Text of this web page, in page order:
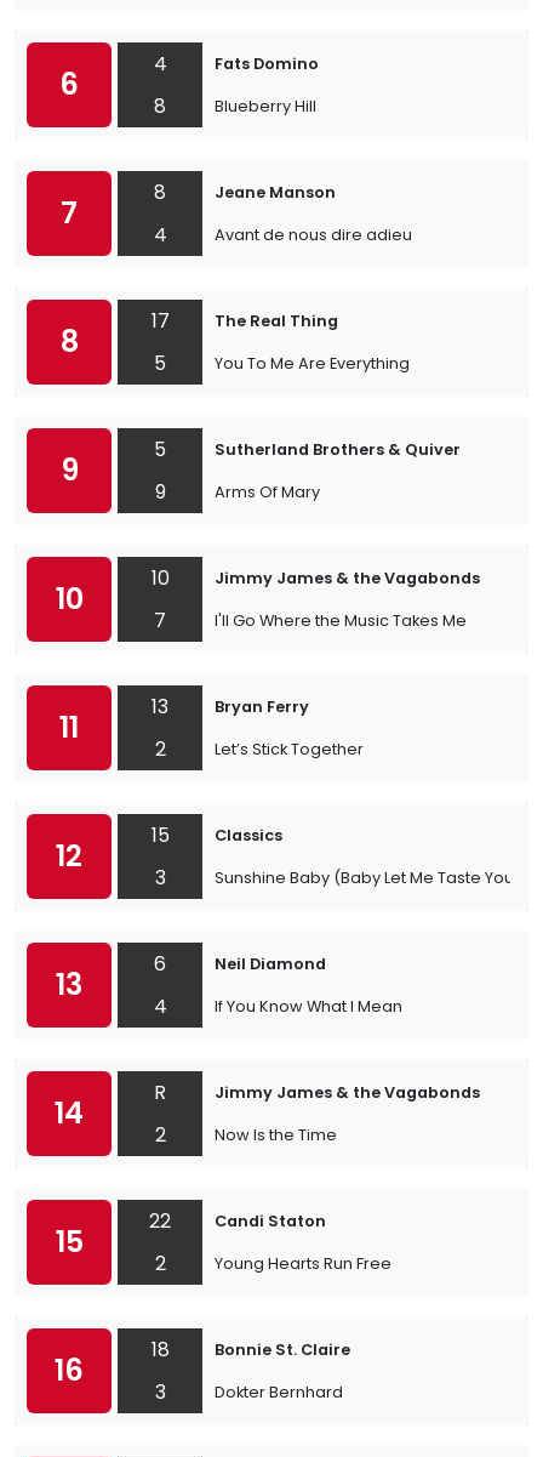
6
4
8
Fats Domino
Blueberry Hill
7
8
4
Jeane Manson
Avant de nous dire adieu
8
17
5
The Real Thing
You To Me Are Everything
9
5
9
Sutherland Brothers & Quiver
Arms Of Mary
10
10
7
Jimmy James & the Vagabonds
I'll Go Where the Music Takes Me
11
13
2
Bryan Ferry
Let’s Stick Together
12
15
3
Classics
Sunshine Baby (Baby Let Me Taste Your
13
6
4
Neil Diamond
If You Know What I Mean
14
R
2
Jimmy James & the Vagabonds
Now Is the Time
15
22
2
Candi Staton
Young Hearts Run Free
16
18
3
Bonnie St. Claire
Dokter Bernhard